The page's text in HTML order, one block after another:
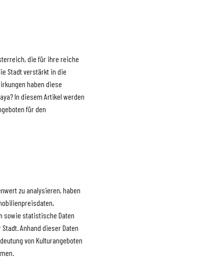
die für ihre reiche
Stadt verstärkt in die
haben diese
In diesem Artikel werden
für den
zu analysieren, haben
sowie statistische Daten
Anhand dieser Daten
von Kulturangeboten